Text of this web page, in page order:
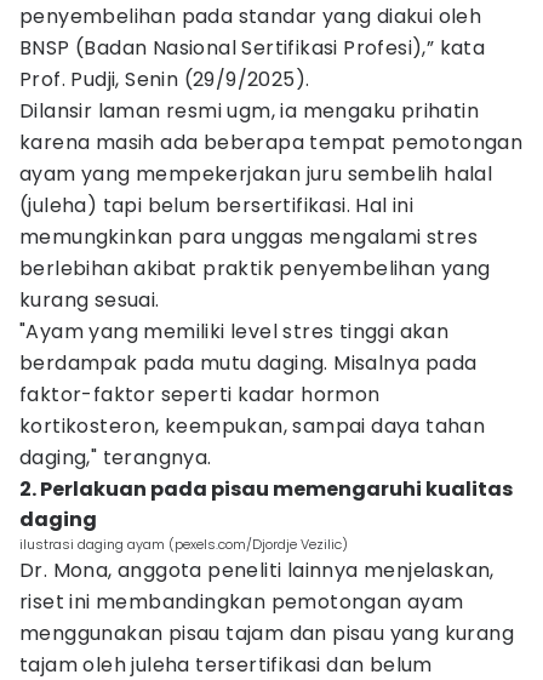
penyembelihan pada standar yang diakui oleh
BNSP (Badan Nasional Sertifikasi Profesi),” kata
Prof. Pudji, Senin (29/9/2025).
Dilansir laman resmi ugm, ia mengaku prihatin
karena masih ada beberapa tempat pemotongan
ayam yang mempekerjakan juru sembelih halal
(juleha) tapi belum bersertifikasi. Hal ini
memungkinkan para unggas mengalami stres
berlebihan akibat praktik penyembelihan yang
kurang sesuai.
"Ayam yang memiliki level stres tinggi akan
berdampak pada mutu daging. Misalnya pada
faktor-faktor seperti kadar hormon
kortikosteron, keempukan, sampai daya tahan
daging," terangnya.
2. Perlakuan pada pisau memengaruhi kualitas
daging
ilustrasi daging ayam (pexels.com/Djordje Vezilic)
Dr. Mona, anggota peneliti lainnya menjelaskan,
riset ini membandingkan pemotongan ayam
menggunakan pisau tajam dan pisau yang kurang
tajam oleh juleha tersertifikasi dan belum